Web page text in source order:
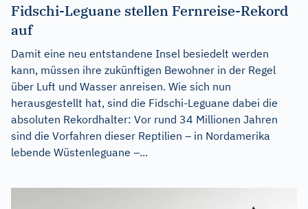
Fidschi-Leguane stellen Fernreise-Rekord
auf
Damit eine neu entstandene Insel besiedelt werden
kann, müssen ihre zukünftigen Bewohner in der Regel
über Luft und Wasser anreisen. Wie sich nun
herausgestellt hat, sind die Fidschi-Leguane dabei die
absoluten Rekordhalter: Vor rund 34 Millionen Jahren
sind die Vorfahren dieser Reptilien – in Nordamerika
lebende Wüstenleguane –...